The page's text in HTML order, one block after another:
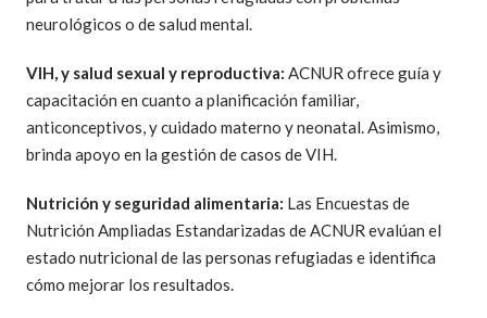
neurológicos o de salud mental.
VIH, y salud sexual y reproductiva: ACNUR ofrece guía y
capacitación en cuanto a planificación familiar,
anticonceptivos, y cuidado materno y neonatal. Asimismo,
brinda apoyo en la gestión de casos de VIH.
Nutrición y seguridad alimentaria: Las Encuestas de
Nutrición Ampliadas Estandarizadas de ACNUR evalúan el
estado nutricional de las personas refugiadas e identifica
cómo mejorar los resultados.